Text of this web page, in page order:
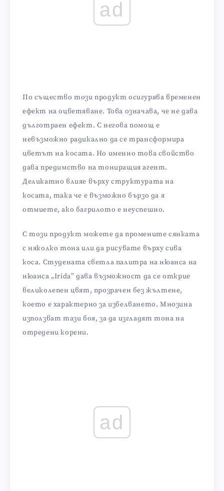
ad
По същество този продукт осигурява временен
ефект на оцветяване. Това означава, че не дава
дълготраен ефект. С негова помощ е
невъзможно радикално да се трансформира
цветът на косата. Но именно това свойство
дава предимство на тониращия агент.
Деликатно влияе върху структурата на
косата, така че е възможно бързо да я
отмиете, ако багрилото е неуспешно.
С този продукт можете да промените сянката
с няколко тона или да рисувате върху сива
коса. Студената светла палитра на нюанса на
нюанса „Irida” дава възможност да се открие
великолепен цвят, прозрачен без жълтене,
което е характерно за избелването. Мнозина
използват тази боя, за да изгладят тона на
отредени корени.
ad